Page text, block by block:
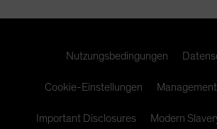
Nutzungsbedingungen
Cookie-Einstellungen
Important Disclosures Modern